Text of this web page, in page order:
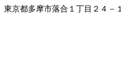
東京都多摩市落合１丁目２４－１